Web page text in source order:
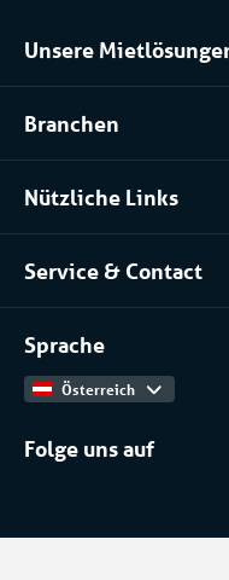
Unsere
Kühlraum und
Prozessanlage
Klimatisierung
Branchen
Lebensmittel
Pharma
Serverraum &
Chemische industrie
Installateure
Nützliche Links
Über uns
Unser Team
Arbeiten bei
Produktkatalog
Service & Contact
Kontakt
Sprache
Österreich
Folge uns auf